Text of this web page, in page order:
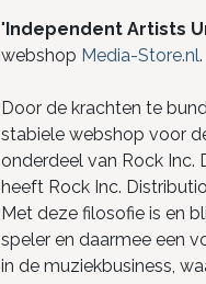
"Independent Artists
webshop Media-Store.nl.
Door de krachten te
stabiele webshop voor
onderdeel van Rock Inc.
heeft Rock Inc.
Met deze filosofie is en
speler en daarmee een
in de muziekbusiness,